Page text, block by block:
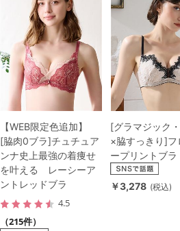
【WEB限定色追加】
[脇肉0ブラ]チュチュア
ンナ史上最強の着痩せ
を叶える レーシーア
ントレッドブラ
4.5
（215件）
[グラマジック
×脇すっきり]フ
ープリントブラ
￥3,278 (税込)